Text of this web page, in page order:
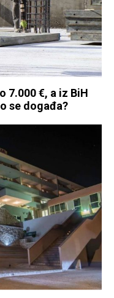
7.000 €, a iz BiH
se događa?